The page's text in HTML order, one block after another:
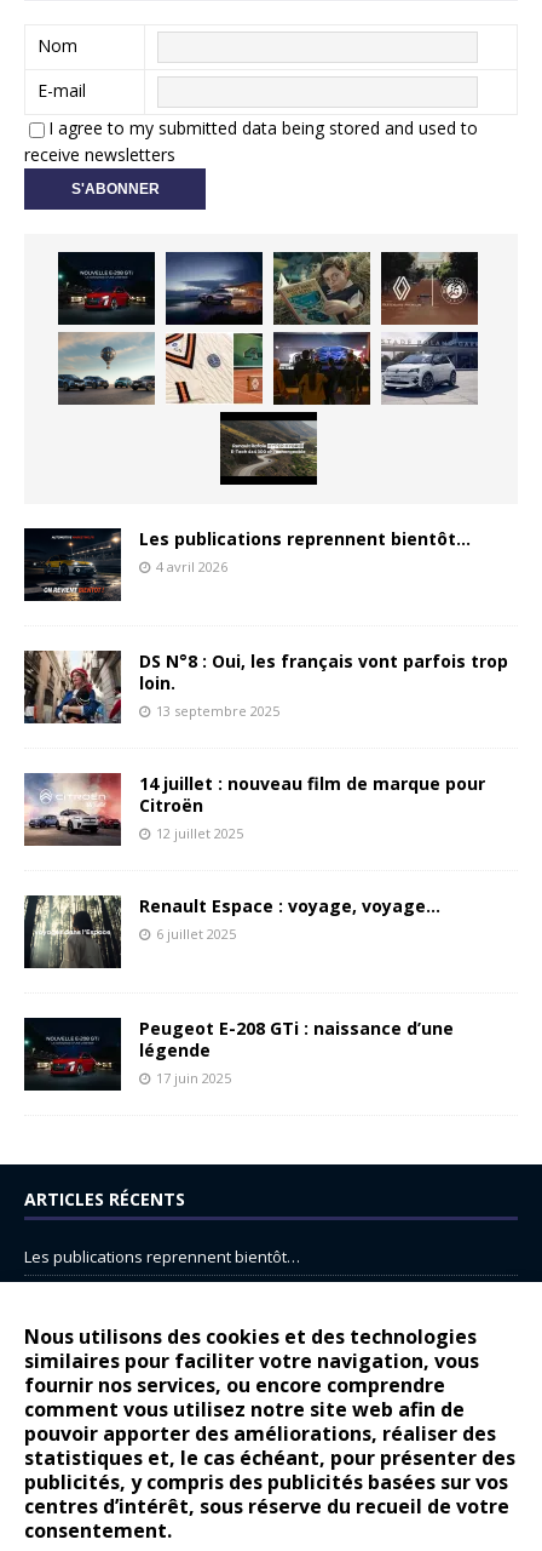
Nous utilisons des cookies et des technologies
similaires pour faciliter votre navigation, vous
fournir nos services, ou encore comprendre
comment vous utilisez notre site web afin de
pouvoir apporter des améliorations, réaliser des
statistiques et, le cas échéant, pour présenter des
publicités, y compris des publicités basées sur vos
centres d’intérêt, sous réserve du recueil de votre
consentement.
Nom
E-mail
I agree to my submitted data being stored and used to
receive newsletters
Les publications reprennent bientôt…
4 avril 2026
DS N°8 : Oui, les français vont parfois trop
loin.
13 septembre 2025
14 juillet : nouveau film de marque pour
Citroën
12 juillet 2025
Renault Espace : voyage, voyage…
6 juillet 2025
Peugeot E-208 GTi : naissance d’une
légende
17 juin 2025
ARTICLES RÉCENTS
Les publications reprennent bientôt…
14 juillet : nouveau film de marque pour Citroën
Renault Espace : voyage, voyage…
Peugeot E-208 GTi : naissance d’une légende
COMMENTAIRES RÉCENTS
Bernard DardartdansDacia Sandero : pour les gens vrais